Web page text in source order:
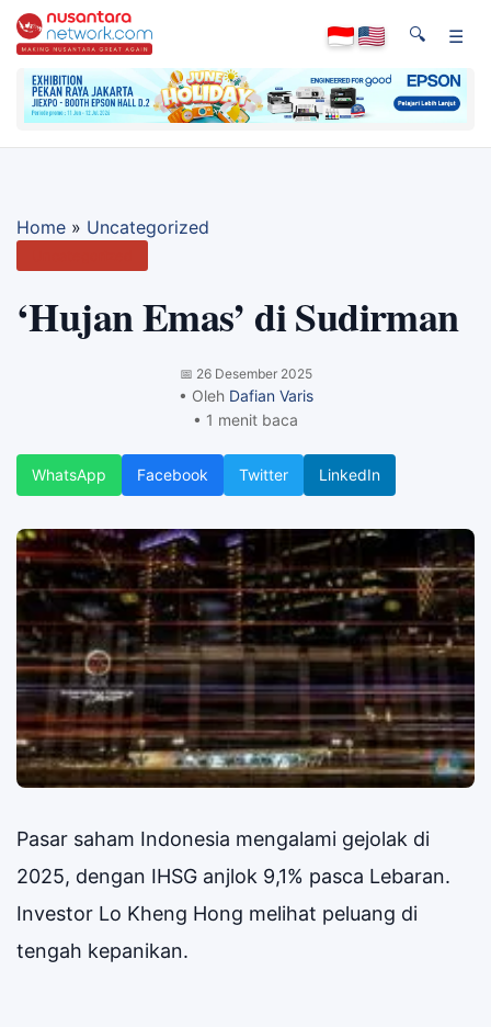
🔍 ☰
Home » Uncategorized
‘Hujan Emas’ di Sudirman
📅 26 Desember 2025
• Oleh Dafian Varis
• 1 menit baca
WhatsApp Facebook Twitter LinkedIn
Pasar saham Indonesia mengalami gejolak di
2025, dengan IHSG anjlok 9,1% pasca Lebaran.
Investor Lo Kheng Hong melihat peluang di
tengah kepanikan.